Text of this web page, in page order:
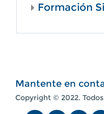
Formación
Mantente en
Copyright © 2022.